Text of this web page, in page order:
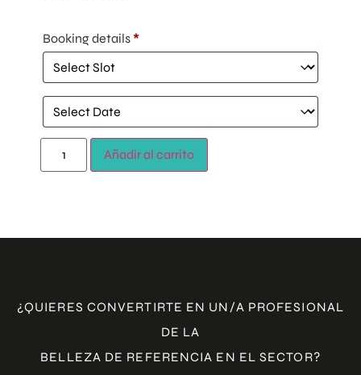
Booking details*
Añadir al carrito
¿QUIERES CONVERTIRTE EN UN/A PROFESIONAL
DE LA
BELLEZA DE REFERENCIA EN EL SECTOR?